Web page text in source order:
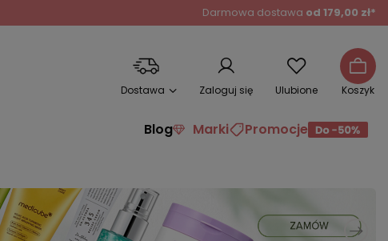
Darmowa dostawa od 179,00 zł*
Dostawa Zaloguj się Ulubione Koszyk
Blog Marki Promocje